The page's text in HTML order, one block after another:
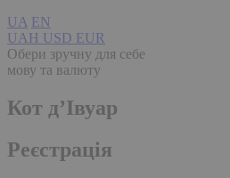
UA EN
UAH USD EUR
Обери зручну для себе
мову та валюту
Кот д’Івуар
Реєстрація